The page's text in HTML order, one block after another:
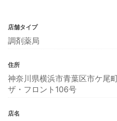
店舗タイプ
調剤薬局
住所
神奈川県横浜市青葉区市ケ
ザ・フロント106号
店名